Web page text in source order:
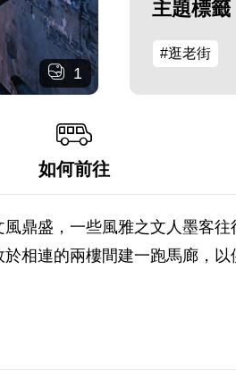
1
主題標籤
#逛老街
如何前往
鼎盛，一些風雅之文人墨客
相連的兩樓間建一跑馬廊，以